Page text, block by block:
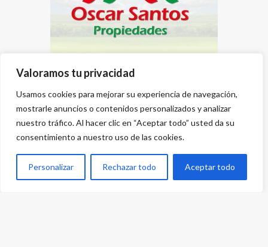
Valoramos tu privacidad
Usamos cookies para mejorar su experiencia de navegación,
mostrarle anuncios o contenidos personalizados y analizar
nuestro tráfico. Al hacer clic en “Aceptar todo” usted da su
consentimiento a nuestro uso de las cookies.
Personalizar Rechazar todo Aceptar todo